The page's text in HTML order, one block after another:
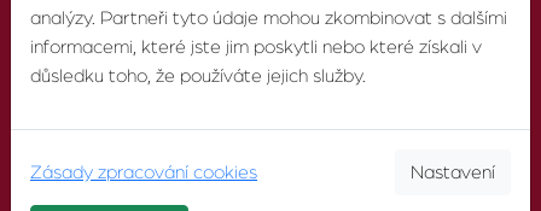
O nás
Náš tým
analýzy. Partneři tyto údaje mohou zkombinovat s dalšími
informacemi, které jste jim poskytli nebo které získali v
důsledku toho, že používáte jejich služby.
Zásady zpracování cookies Nastavení